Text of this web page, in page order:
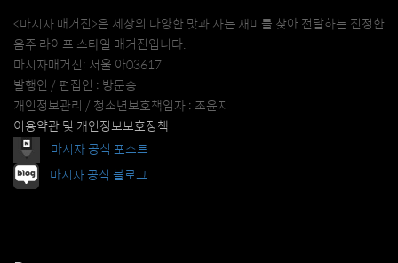
<마시자 매거진>은 세상의 다양한 맛과 사는 재미를 찾아 전달하는 진정한
음주 라이프 스타일 매거진입니다.
마시자매거진: 서울 아03617
발행인 / 편집인 : 방문송
개인정보관리 / 청소년보호책임자 : 조윤지
이용약관 및 개인정보보호정책
마시자 공식 포스트
마시자 공식 블로그